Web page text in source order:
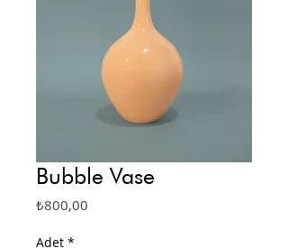
Bubble Vase
₺800,00
Adet *